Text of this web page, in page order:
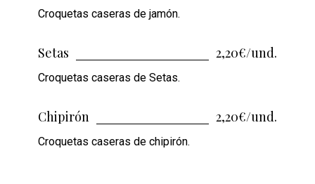
Croquetas caseras de jamón.
Setas 2,20€/und.
Croquetas caseras de Setas.
Chipirón 2,20€/und.
Croquetas caseras de chipirón.